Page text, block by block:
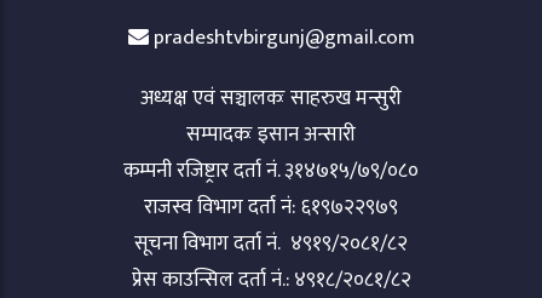
pradeshtvbirgunj@gmail.com
अध्यक्ष एवं सञ्चालकः साहरुख मन्सुरी
सम्पादकः इसान अन्सारी
कम्पनी रजिष्ट्रार दर्ता नं. ३१४७१५/७९/०८०
राजस्व विभाग दर्ता नं: ६१९७२२९७९
सूचना विभाग दर्ता नं. ४९१९/२०८१/८२
प्रेस काउन्सिल दर्ता नं.: ४९१८/२०८१/८२